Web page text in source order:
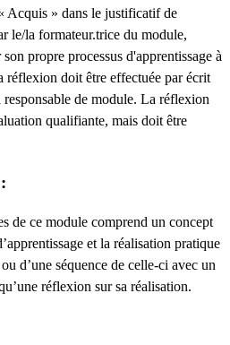
Acquis » dans le justificatif de
le/la formateur.trice du module,
propre processus d'apprentissage à
doit être effectuée par écrit
responsable de module. La réflexion
qualifiante, mais doit être
de ce module comprend un concept
et la réalisation pratique
d’une séquence de celle-ci avec un
réflexion sur sa réalisation.